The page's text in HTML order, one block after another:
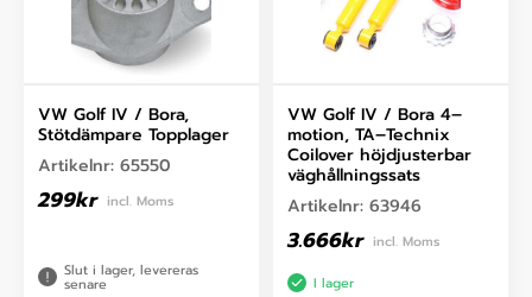
VW Golf IV / Bora,
Stötdämpare Topplager
Artikelnr: 65550
299kr incl. Moms
Slut i lager, levereras
senare
VW Golf IV / Bora 4–
motion, TA–Technix
Coilover höjdjusterbar
väghållningssats
Artikelnr: 63946
3.666kr incl. Moms
I lager